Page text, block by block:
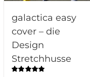
galactica easy
cover – die
Design
Stretchhusse